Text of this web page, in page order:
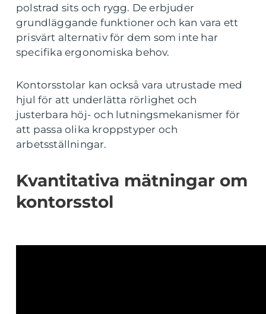
polstrad sits och rygg. De erbjuder
grundläggande funktioner och kan vara ett
prisvärt alternativ för dem som inte har
specifika ergonomiska behov.
Kontorsstolar kan också vara utrustade med
hjul för att underlätta rörlighet och
justerbara höj- och lutningsmekanismer för
att passa olika kroppstyper och
arbetsställningar.
Kvantitativa mätningar om
kontorsstol